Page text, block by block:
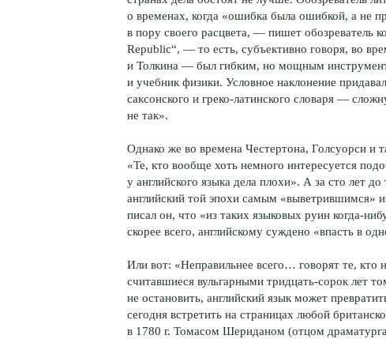
о временах, когда «ошибка была ошибкой, а не
в пору своего расцвета, — пишет обозреватель
Republic“, — то есть, субъективно говоря, во
и Толкина — был гибким, но мощным
и учебник физики. Условное наклонение
саксонского и греко-латинского словаря —
не так».
Однако же во времена Честертона, Голсуорси и
«Те, кто вообще хоть немного интересуется
у английского языка дела плохи». А за сто лет
английский той эпохи самым «выветрившимся»
писал он, что «из таких языковых руин когда-
скорее всего, английскому суждено «впасть в
Или вот: «Неправильнее всего… говорят те,
считавшиеся вульгарными тридцать-сорок лет
не остановить, английский язык может
сегодня встретить на страницах любой
в 1780 г. Томасом Шериданом (отцом